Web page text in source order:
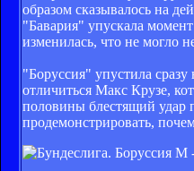
образом сказывалось на
"Бавария" упускала
изменилась, что не могло
"Боруссия" упустила
отличиться Макс Крузе,
половины блестящий
продемонстрировать,